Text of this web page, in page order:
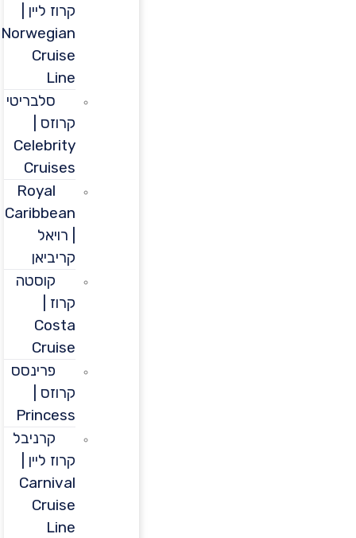
קרוז ליין |
Norwegian
Cruise
סלבריטי
קרוזס |
Celebrity
Cruises
Royal
Caribbean
קריביאן
קוסטה
Costa
Cruise
פרינסס
קרוזס |
Princess
קרניבל
קרוז ליין |
Carnival
Cruise